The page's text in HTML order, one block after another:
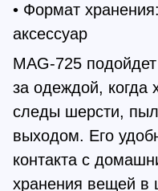
• Формат
аксессуар
MAG-725
за одеждой, когда
следы шерсти,
выходом. Его
контакта с
хранения вещей в